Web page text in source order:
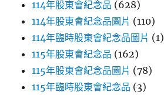
114年股東會紀念品 (628)
114年股東會紀念品圖片 (110)
114年臨時股東會紀念品圖片 (1)
115年股東會紀念品 (162)
115年股東會紀念品圖片 (78)
115年臨時股東會紀念品 (3)